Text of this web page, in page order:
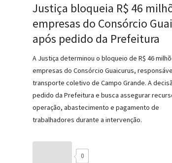
Justiça bloqueia R$ 46
empresas do Consórcio
após pedido da Prefeitura
A Justiça determinou o bloqueio de R$ 46
empresas do Consórcio Guaicurus,
transporte coletivo de Campo Grande. A
pedido da Prefeitura e busca assegurar
operação, abastecimento e pagamento de
trabalhadores durante a intervenção.
0